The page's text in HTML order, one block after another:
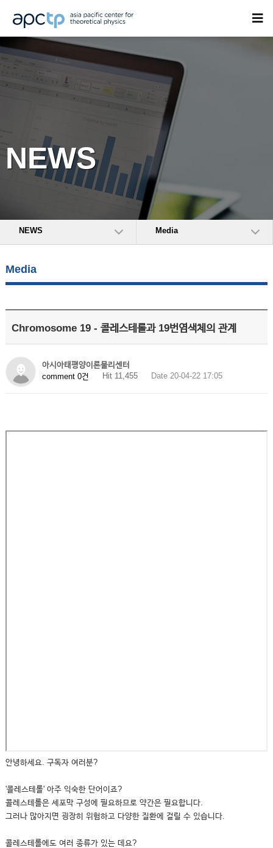
NEWS
NEWS Media
Media
Chromosome 19 - 콜레스테롤과 19번염색체의 관계
아시아태평양이론물리센터
comment 0건
Hit 11,455 Date 20-04-22 17:05
안녕하세요. 구독자 여러분?
'콜레스테롤' 아주 익숙한 단어이죠?
콜레스테롤은 세포막 구성에 필요하므로 약간은 필요합니다.
그러나 많아지면 굉장히 위험하고 다양한 질환에 걸릴 수 있습니다.
콜레스테롤에도 여러 종류가 있는 데요?